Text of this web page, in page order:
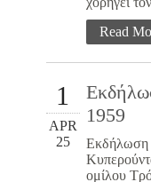
Read
1
APR
25
1959
Εκδήλωση
ομίλου